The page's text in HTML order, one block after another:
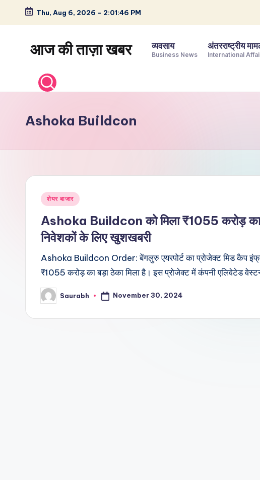
Skip
content
Thu, Aug 6, 2026 - 2:01:47 PM
आज की ताज़ा खबर
समाचार
–
और
विश्व
व्यवसाय
Business News
अंतरराष्ट्रीय
International
Ashoka Buildcon
Posted
शेयर बाजार
Ashoka Buildcon को मिला ₹1055 करोड़ का
निवेशकों के लिए खुशखबरी
Ashoka Buildcon Order: बेंगलुरु एयरपोर्ट का प्रोजेक्ट मिड कैप
₹1055 करोड़ का बड़ा ठेका मिला है। इस प्रोजेक्ट में कंपनी एलिवेटेड
Posted
by
Saurabh November 30, 2024